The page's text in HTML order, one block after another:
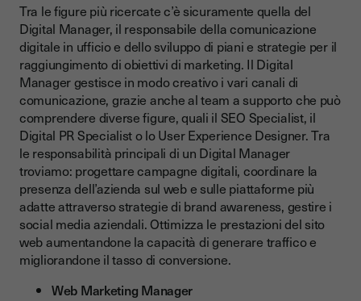
Tra le figure più ricercate c’è sicuramente quella del
Digital Manager, il responsabile della comunicazione
digitale in ufficio e dello sviluppo di piani e strategie per il
raggiungimento di obiettivi di marketing. Il Digital
Manager gestisce in modo creativo i vari canali di
comunicazione, grazie anche al team a supporto che può
comprendere diverse figure, quali il SEO Specialist, il
Digital PR Specialist o lo User Experience Designer. Tra
le responsabilità principali di un Digital Manager
troviamo: progettare campagne digitali, coordinare la
presenza dell’azienda sul web e sulle piattaforme più
adatte attraverso strategie di brand awareness, gestire i
social media aziendali. Ottimizza le prestazioni del sito
web aumentandone la capacità di generare traffico e
migliorandone il tasso di conversione.
Web Marketing Manager